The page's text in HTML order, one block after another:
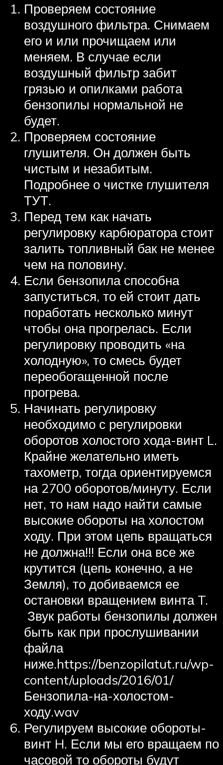
Проверяем состояние
воздушного фильтра. Снимаем
его и или прочищаем или
меняем. В случае если
воздушный фильтр забит
грязью и опилками работа
бензопилы нормальной не
будет.
Проверяем состояние
глушителя. Он должен быть
чистым и незабитым.
Подробнее о чистке глушителя
ТУТ.
Перед тем как начать
регулировку карбюратора стоит
залить топливный бак не менее
чем на половину.
Если бензопила способна
запуститься, то ей стоит дать
поработать несколько минут
чтобы она прогрелась. Если
регулировку проводить «на
холодную», то смесь будет
переобогащенной после
прогрева.
Начинать регулировку
необходимо с регулировки
оборотов холостого хода-винт L.
Крайне желательно иметь
тахометр, тогда ориентируемся
на 2700 оборотов/минуту. Если
нет, то нам надо найти самые
высокие обороты на холостом
ходу. При этом цепь вращаться
не должна!!! Если она все же
крутится (цепь конечно, а не
Земля), то добиваемся ее
остановки вращением винта T.
Звук работы бензопилы должен
быть как при прослушивании
файла
ниже.https://benzopilatut.ru/wp-
content/uploads/2016/01/
Бензопила-на-холостом-
ходу.wav
Регулируем высокие обороты-
винт H. Если мы его вращаем по
часовой то обороты будут